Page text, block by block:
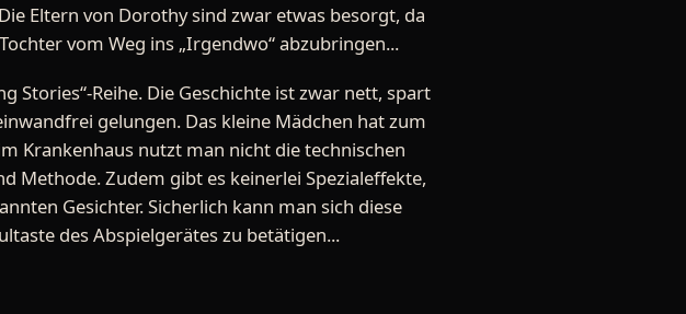
Eltern von Dorothy sind zwar etwas besorgt, da
vom Weg ins „Irgendwo“ abzubringen...
Stories“-Reihe. Die Geschichte ist zwar nett, spart
gelungen. Das kleine Mädchen hat zum
Krankenhaus nutzt man nicht die technischen
Methode. Zudem gibt es keinerlei Spezialeffekte,
Gesichter. Sicherlich kann man sich diese
des Abspielgerätes zu betätigen...